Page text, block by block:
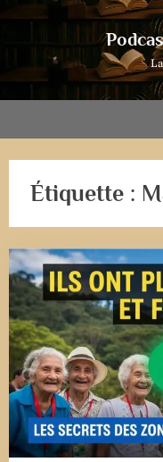
Étiquette :